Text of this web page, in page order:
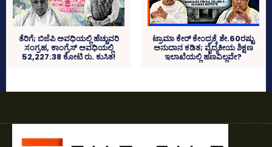
ತೆರಿಗೆ; ಬಿಜೆಪಿ ಅವಧಿಯಲ್ಲಿ ಹೆಚ್ಚುವರಿ
ಸಂಗ್ರಹ, ಕಾಂಗ್ರೆಸ್‌ ಅವಧಿಯಲ್ಲಿ
52,227.38 ಕೋಟಿ ರು. ಕುಸಿತ!
ಟ್ರಾಮಾ ಕೇರ್ ಕೇಂದ್ರಕ್ಕೆ ಶೇ.60ರಷ್ಟು
ಅನುದಾನ ಕಡಿತ; ವೈದ್ಯಕೀಯ ಶಿಕ್ಷಣ
ಇಲಾಖೆಯಲ್ಲಿ ಹಣವಿಲ್ಲವೇ?